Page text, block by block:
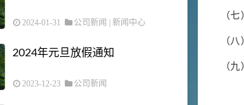
（
（
（
2024-01-31 公司新闻 新闻中心
2024年元旦放假通知
2023-12-23 公司新闻